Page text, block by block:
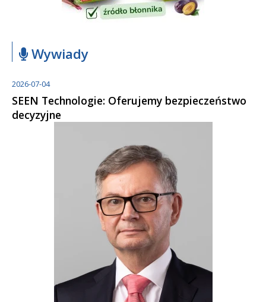
Wywiady
2026-07-04
SEEN Technologie: Oferujemy bezpieczeństwo
decyzyjne